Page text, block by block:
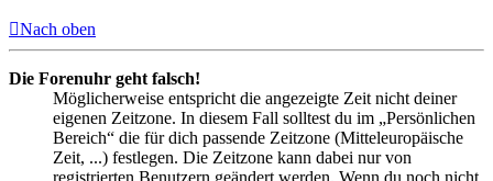
Nach oben
Die Forenuhr geht falsch!
Möglicherweise entspricht die angezeigte Zeit nicht deiner
eigenen Zeitzone. In diesem Fall solltest du im „Persönlichen
Bereich“ die für dich passende Zeitzone (Mitteleuropäische
Zeit, ...) festlegen. Die Zeitzone kann dabei nur von